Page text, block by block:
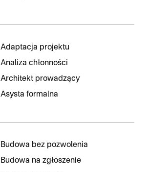
Adaptacja projektu
Analiza chłonności
Architekt prowadzący
Asysta formalna
Budowa bez pozwolenia
Budowa na zgłoszenie